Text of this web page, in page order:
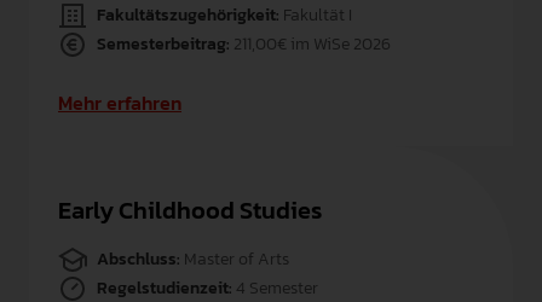
Fakultätszugehörigkeit: Fakultät I
Semesterbeitrag: 211,00€ im WiSe 2026
Mehr erfahren
Early Childhood Studies
Abschluss: Master of Arts
Regelstudienzeit: 4 Semester